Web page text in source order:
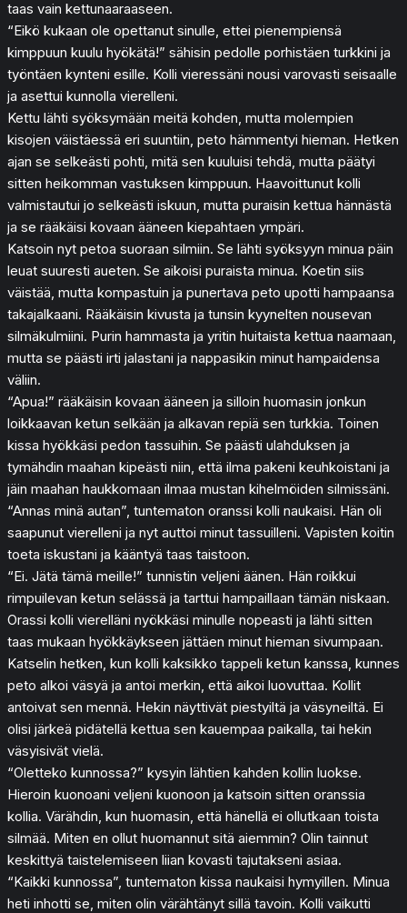
taas vain kettunaaraaseen.
“Eikö kukaan ole opettanut sinulle, ettei pienempiensä
kimppuun kuulu hyökätä!” sähisin pedolle porhistäen turkkini ja
työntäen kynteni esille. Kolli vieressäni nousi varovasti seisaalle
ja asettui kunnolla vierelleni.
Kettu lähti syöksymään meitä kohden, mutta molempien
kisojen väistäessä eri suuntiin, peto hämmentyi hieman. Hetken
ajan se selkeästi pohti, mitä sen kuuluisi tehdä, mutta päätyi
sitten heikomman vastuksen kimppuun. Haavoittunut kolli
valmistautui jo selkeästi iskuun, mutta puraisin kettua hännästä
ja se rääkäisi kovaan ääneen kiepahtaen ympäri.
Katsoin nyt petoa suoraan silmiin. Se lähti syöksyyn minua päin
leuat suuresti aueten. Se aikoisi puraista minua. Koetin siis
väistää, mutta kompastuin ja punertava peto upotti hampaansa
takajalkaani. Rääkäisin kivusta ja tunsin kyynelten nousevan
silmäkulmiini. Purin hammasta ja yritin huitaista kettua naamaan,
mutta se päästi irti jalastani ja nappasikin minut hampaidensa
väliin.
“Apua!” rääkäisin kovaan ääneen ja silloin huomasin jonkun
loikkaavan ketun selkään ja alkavan repiä sen turkkia. Toinen
kissa hyökkäsi pedon tassuihin. Se päästi ulahduksen ja
tymähdin maahan kipeästi niin, että ilma pakeni keuhkoistani ja
jäin maahan haukkomaan ilmaa mustan kihelmöiden silmissäni.
“Annas minä autan”, tuntematon oranssi kolli naukaisi. Hän oli
saapunut vierelleni ja nyt auttoi minut tassuilleni. Vapisten koitin
toeta iskustani ja kääntyä taas taistoon.
“Ei. Jätä tämä meille!” tunnistin veljeni äänen. Hän roikkui
rimpuilevan ketun selässä ja tarttui hampaillaan tämän niskaan.
Orassi kolli vierelläni nyökkäsi minulle nopeasti ja lähti sitten
taas mukaan hyökkäykseen jättäen minut hieman sivumpaan.
Katselin hetken, kun kolli kaksikko tappeli ketun kanssa, kunnes
peto alkoi väsyä ja antoi merkin, että aikoi luovuttaa. Kollit
antoivat sen mennä. Hekin näyttivät piestyiltä ja väsyneiltä. Ei
olisi järkeä pidätellä kettua sen kauempaa paikalla, tai hekin
väsyisivät vielä.
“Oletteko kunnossa?” kysyin lähtien kahden kollin luokse.
Hieroin kuonoani veljeni kuonoon ja katsoin sitten oranssia
kollia. Värähdin, kun huomasin, että hänellä ei ollutkaan toista
silmää. Miten en ollut huomannut sitä aiemmin? Olin tainnut
keskittyä taistelemiseen liian kovasti tajutakseni asiaa.
“Kaikki kunnossa”, tuntematon kissa naukaisi hymyillen. Minua
heti inhotti se, miten olin värähtänyt sillä tavoin. Kolli vaikutti